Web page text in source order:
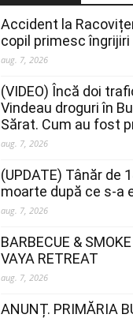
Accident la
copil primesc
aug. 7, 2026
(VIDEO) Încă doi
Vindeau droguri în
Sărat. Cum au fost
aug. 7, 2026
(UPDATE) Tânăr de
moarte după ce s-a
aug. 7, 2026
BARBECUE &
VAYA RETREAT
aug. 7, 2026
ANUNȚ. PRIMĂRIA